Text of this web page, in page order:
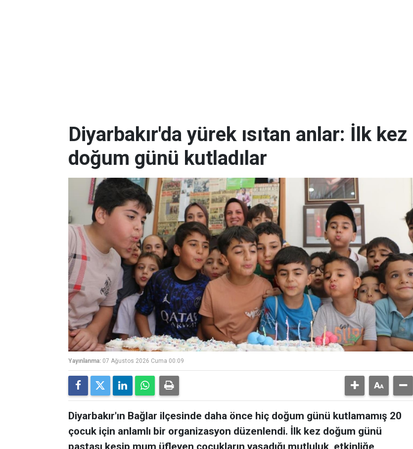
Diyarbakır'da yürek ısıtan anlar: İlk kez
doğum günü kutladılar
Yayınlanma: 07 Ağustos 2026 Cuma 00:09
Diyarbakır'ın Bağlar ilçesinde daha önce hiç doğum günü kutlamamış 20
çocuk için anlamlı bir organizasyon düzenlendi. İlk kez doğum günü
pastası kesip mum üfleyen çocukların yaşadığı mutluluk, etkinliğe